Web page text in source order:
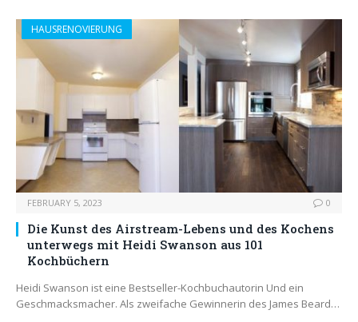
HAUSRENOVIERUNG
FEBRUARY 5, 2023 0
Die Kunst des Airstream-Lebens und des Kochens
unterwegs mit Heidi Swanson aus 101
Kochbüchern
Heidi Swanson ist eine Bestseller-Kochbuchautorin Und ein
Geschmacksmacher. Als zweifache Gewinnerin des James Beard…